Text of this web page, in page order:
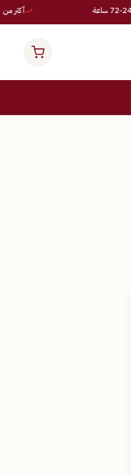
أكثر من 10,000 طلب ناجح